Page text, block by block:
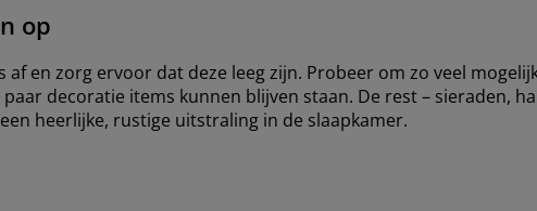
op
af en zorg ervoor dat deze leeg zijn. Probeer om zo veel
decoratie items kunnen blijven staan. De rest – sieraden,
heerlijke, rustige uitstraling in de slaapkamer.